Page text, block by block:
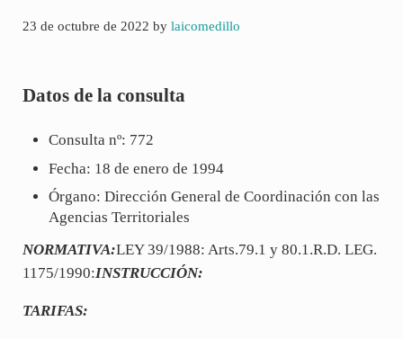
23 de octubre de 2022 by laicomedillo
Datos de la consulta
Consulta nº: 772
Fecha: 18 de enero de 1994
Órgano: Dirección General de Coordinación con las
Agencias Territoriales
NORMATIVA:LEY 39/1988: Arts.79.1 y 80.1.R.D. LEG.
1175/1990:INSTRUCCIÓN:
TARIFAS: